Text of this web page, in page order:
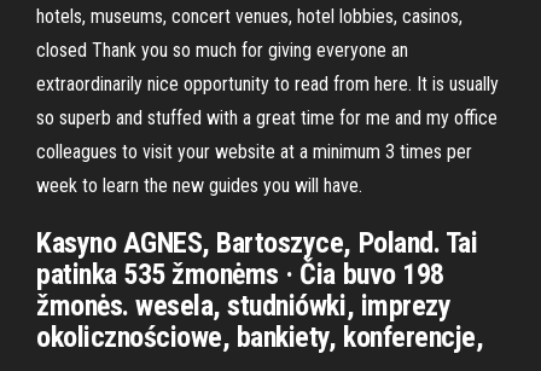
hotels, museums, concert venues, hotel lobbies, casinos,
closed Thank you so much for giving everyone an
extraordinarily nice opportunity to read from here. It is usually
so superb and stuffed with a great time for me and my office
colleagues to visit your website at a minimum 3 times per
week to learn the new guides you will have.
Kasyno AGNES, Bartoszyce, Poland. Tai
patinka 535 žmonėms · Čia buvo 198
žmonės. wesela, studniówki, imprezy
okolicznościowe, bankiety, konferencje,